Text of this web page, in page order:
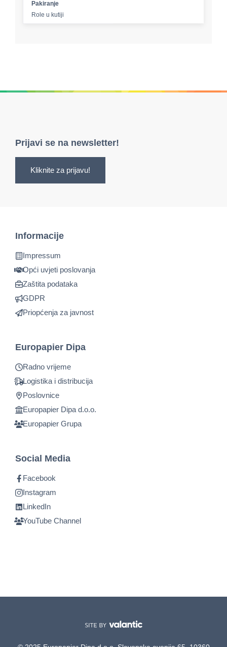
Pakiranje
Role u kutiji
Prijavi se na newsletter!
Kliknite za prijavu!
Informacije
Impressum
Opći uvjeti poslovanja
Zaštita podataka
GDPR
Priopćenja za javnost
Europapier Dipa
Radno vrijeme
Logistika i distribucija
Poslovnice
Europapier Dipa d.o.o.
Europapier Grupa
Social Media
Facebook
Instagram
LinkedIn
YouTube Channel